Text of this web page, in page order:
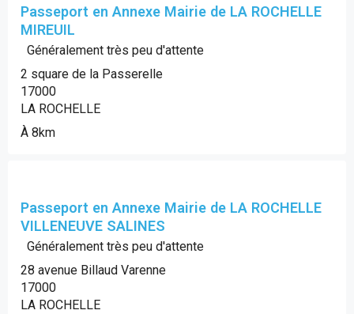
Passeport en Annexe Mairie de LA ROCHELLE
MIREUIL
Généralement très peu d'attente
2 square de la Passerelle
17000
LA ROCHELLE
À 8km
Passeport en Annexe Mairie de LA ROCHELLE
VILLENEUVE SALINES
Généralement très peu d'attente
28 avenue Billaud Varenne
17000
LA ROCHELLE